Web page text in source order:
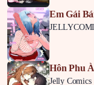
Em Gái
Hôn Phu
Jelly Comics